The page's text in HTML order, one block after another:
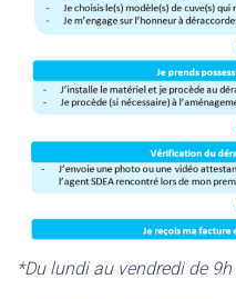
*Du lundi au vendredi de